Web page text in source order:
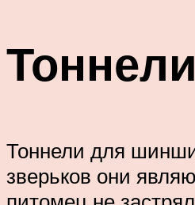
Тоннели
Тоннели для
зверьков они